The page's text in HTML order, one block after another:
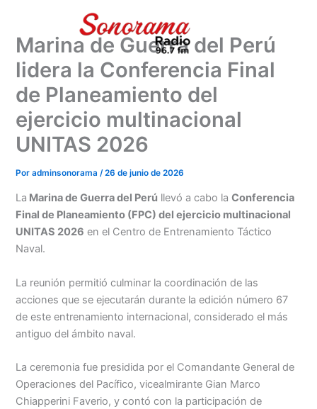
contenido
Marina de Guerra del Perú
lidera la Conferencia Final
de Planeamiento del
ejercicio multinacional
UNITAS 2026
Poradminsonorama/26 de junio de 2026
La Marina de Guerra del Perú llevó a cabo laConferencia
Final de Planeamiento (FPC) del ejercicio multinacional
UNITAS 2026 en el Centro de Entrenamiento Táctico
Naval.
La reunión permitió culminar la coordinación de las
acciones que se ejecutarán durante la edición número 67
de este entrenamiento internacional, considerado el más
antiguo del ámbito naval.
La ceremonia fue presidida por el Comandante General de
Operaciones del Pacífico, vicealmirante Gian Marco
Chiapperini Faverio, y contó con la participación de